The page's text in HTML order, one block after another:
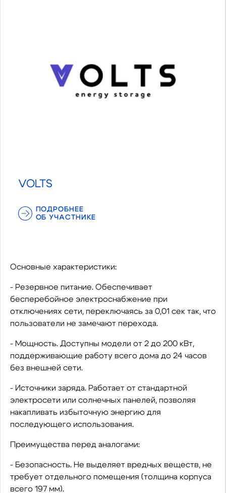
VOLTS
ПОДРОБНЕЕ
ОБ УЧАСТНИКЕ
Основные характеристики:
- Резервное питание. Обеспечивает
бесперебойное электроснабжение при
отключениях сети, переключаясь за 0,01 сек так, что
пользователи не замечают перехода.
- Мощность. Доступны модели от 2 до 200 кВт,
поддерживающие работу всего дома до 24 часов
без внешней сети.
- Источники заряда. Работает от стандартной
электросети или солнечных панелей, позволяя
накапливать избыточную энергию для
последующего использования.
Преимущества перед аналогами:
- Безопасность. Не выделяет вредных веществ, не
требует отдельного помещения (толщина корпуса
всего 197 мм).